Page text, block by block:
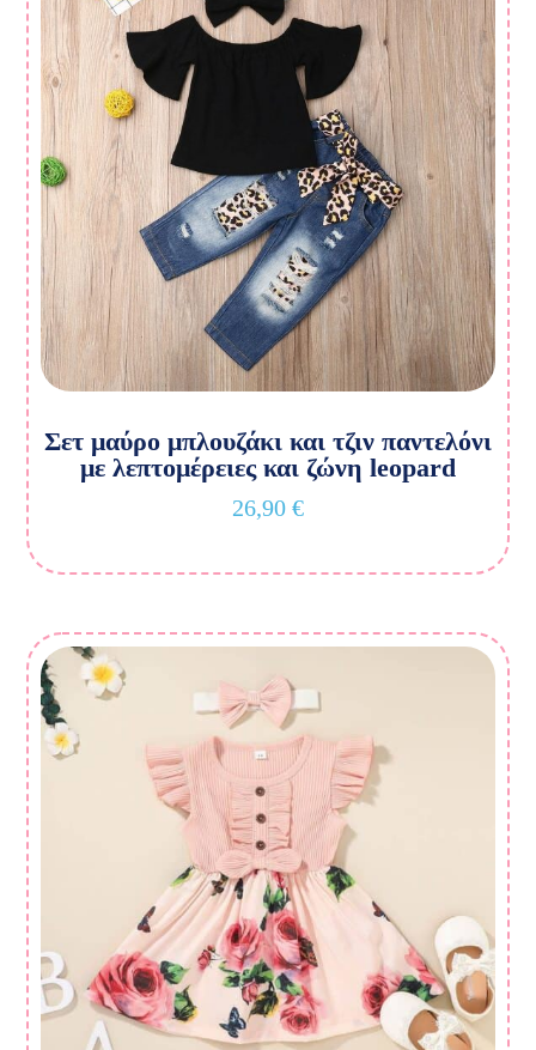
Σετ μαύρο μπλουζάκι και τζιν παντελόνι
με λεπτομέρειες και ζώνη leopard
26,90 €